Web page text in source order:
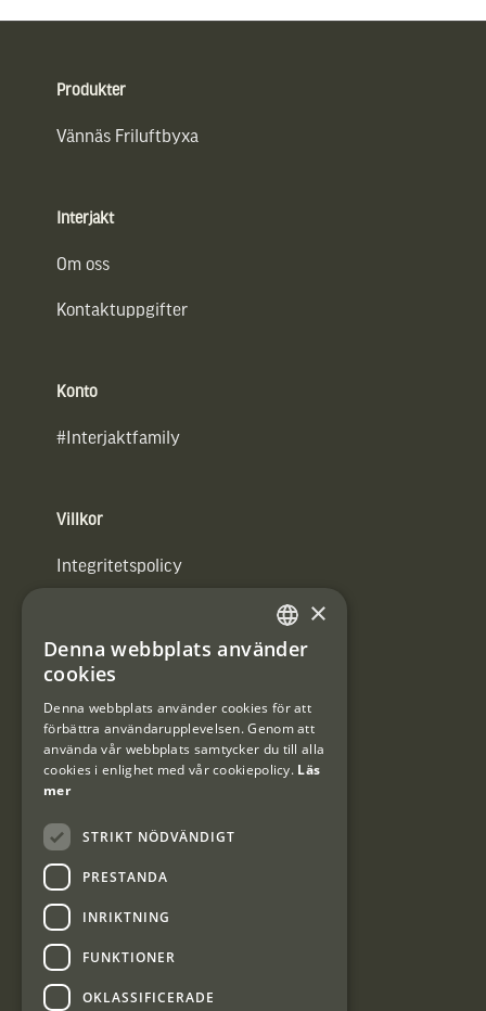
Produkter
Vännäs Friluftbyxa
Interjakt
Om oss
Kontaktuppgifter
Konto
#Interjaktfamily
Villkor
Integritetspolicy
#Interjaktfamily
Kundklubb
Information om kundklubben.
Interjakt Sweden AB, Årjäng
SWEDISH
×
Denna webbplats använder
cookies
Denna webbplats använder cookies för att
förbättra användarupplevelsen. Genom att
använda vår webbplats samtycker du till alla
cookies i enlighet med vår cookiepolicy. Läs
mer
STRIKT NÖDVÄNDIGT
PRESTANDA
INRIKTNING
FUNKTIONER
OKLASSIFICERADE